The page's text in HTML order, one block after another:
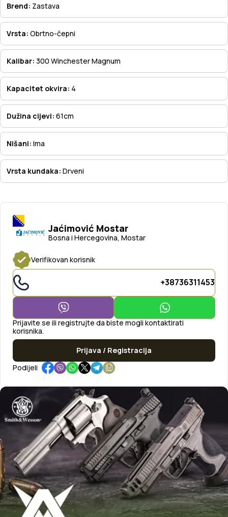
Jaćimović Mostar
Bosna i Hercegovina, Mostar
Verifikovan korisnik
+38736311453
Prijavite se ili registrujte da biste mogli kontaktirati
korisnika.
Prijava / Registracija
Podijeli
Brend: Zastava
Vrsta: Obrtno-čepni
Kalibar: 300 Winchester Magnum
Kapacitet okvira: 4
Dužina cijevi: 61cm
Nišani: Ima
Vrsta kundaka: Drveni